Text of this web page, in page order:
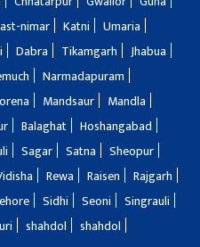
nimar Katni
Umaria
Dabra Tikamgarh
Jhabua
Narmadapuram
Mandsaur
Mandla
Balaghat
Hoshangabad
Sagar Satna
Sheopur
Rewa Raisen
Rajgarh
Sidhi Seoni
Singrauli
shahdol
shahdol